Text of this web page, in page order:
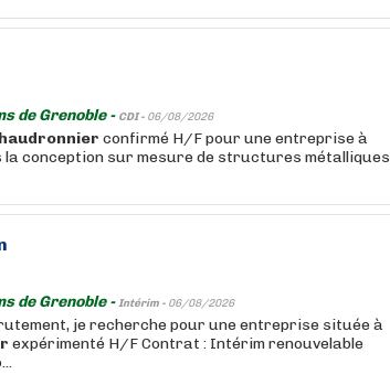
de Grenoble - CDI - 06/08/2026
confirmé H/F pour une entreprise à
la conception sur mesure de structures métalliques
de Grenoble -Intérim - 06/08/2026
je recherche pour une entreprise située à
expérimenté H/F Contrat : Intérim renouvelable